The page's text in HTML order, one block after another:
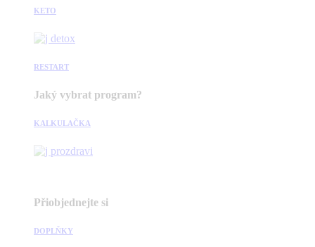
KETO
RESTART
Jaký vybrat program?
KALKULAČKA
Přiobjednejte si
DOPLŇKY